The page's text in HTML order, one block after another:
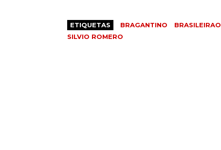
ETIQUETAS BRAGANTINO BRASILEIRAO
SILVIO ROMERO